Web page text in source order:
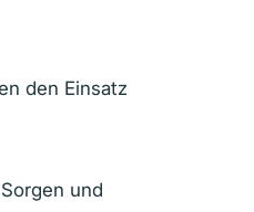
den Einsatz
und